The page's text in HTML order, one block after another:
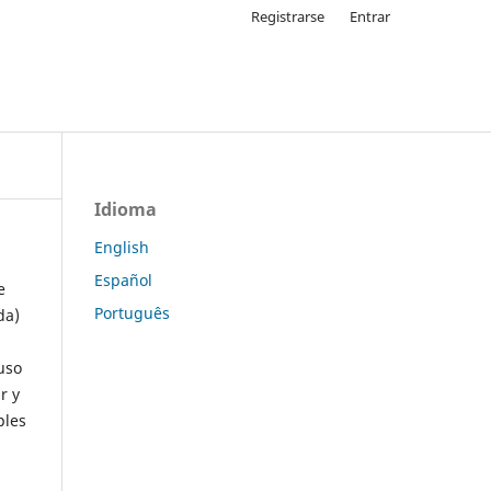
Registrarse Entrar
y
Idioma
English
Español
Português